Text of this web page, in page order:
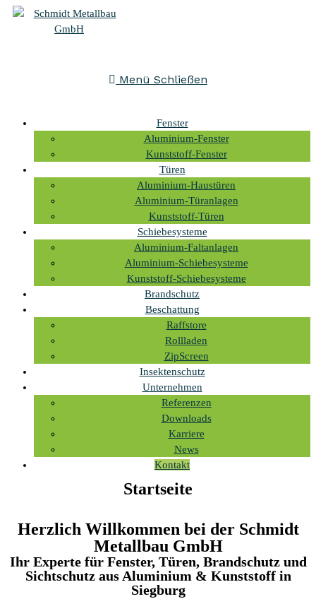
Menü Schließen
Fenster
Aluminium-Fenster
Kunststoff-Fenster
Türen
Aluminium-Haustüren
Aluminium-Türanlagen
Kunststoff-Türen
Schiebesysteme
Aluminium-Faltanlagen
Aluminium-Schiebesysteme
Kunststoff-Schiebesysteme
Brandschutz
Beschattung
Raffstore
Rollladen
ZipScreen
Insektenschutz
Unternehmen
Referenzen
Downloads
Karriere
News
Kontakt
Startseite
Herzlich Willkommen bei der Schmidt
Metallbau GmbH
Ihr Experte für Fenster, Türen, Brandschutz und
Sichtschutz aus Aluminium & Kunststoff in
Siegburg